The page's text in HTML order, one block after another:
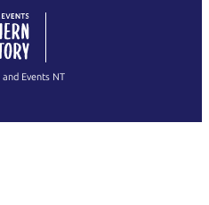
繁體中文
Events NT